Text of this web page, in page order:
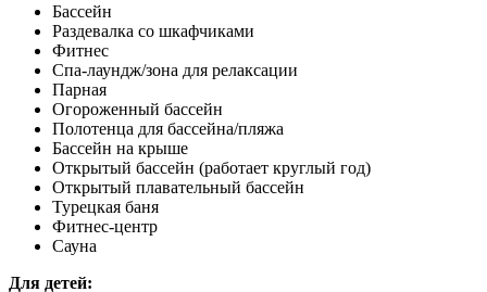
Бассейн
Раздевалка со шкафчиками
Фитнес
Спа-лаундж/зона для релаксации
Парная
Огороженный бассейн
Полотенца для бассейна/пляжа
Бассейн на крыше
Открытый бассейн (работает круглый год)
Открытый плавательный бассейн
Турецкая баня
Фитнес-центр
Сауна
Для детей: